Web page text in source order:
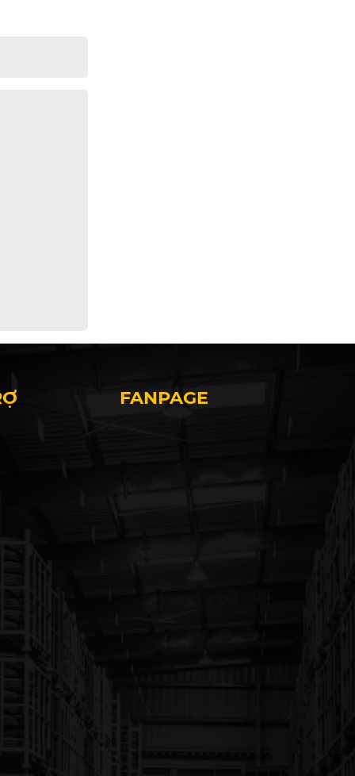
FANPAGE